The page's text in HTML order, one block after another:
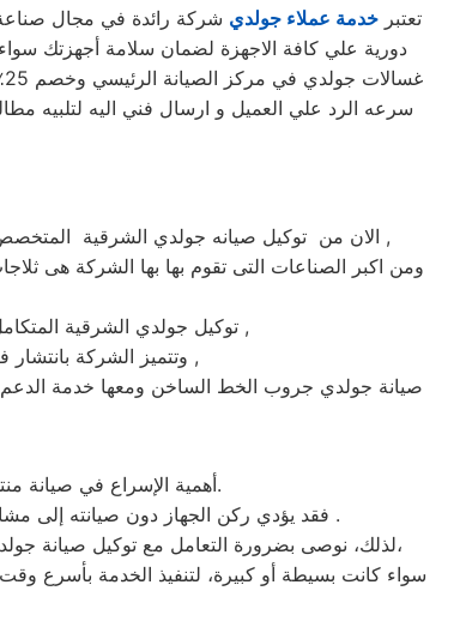
تعتبر خدمة عملاء جولدي شركة رائدة في مجال صناعة
سرعه الرد علي العميل و ارسال فني اليه لتلبيه
الان من توكيل صيانه جولدي الشرقية المتخصص فى صيانة ثلاجات وغسالات فى الشرقية حيث تعتبر شركة جولدي بالشرقية من اكبر الشركات فى الشرقية فى صيانة الاجهزة الكهربائيه ,
ومن اكبر الصناعات التى تقوم بها بها الشركة هى
توكيل جولدي الشرقيةماركة جولدي على يد خبراء الصيانة المعتمدين للماركات العالمية ,
وتتميز الشركة بانتشار فروعها فى جميع انحاء الجمهوريه حيث يوجد أسرع فريق للوصول الى العملاء على مدار اليوم يصلك الفريق اينما كنت ,
صيانة جولدي جروب الخط الساخن ومعها خدمة الدعم
أهمية الإسراع في صيانة منتجات جولدي الشرقية ، حتى يتم تجنب الكثير من المشاكل التي قد تحدث بسبب عدم صيانة الجهاز بشكل دوري وصحيح.
فقد يؤدي ركن الجهاز دون صيانته إلى الشرقية .
لذلك، نوصى بضرورة التعامل مع توكيل صيانة جولدي بالشرقية في أسرع وقت ممكن لضمان سلامة المستخدم والجهاز. يقوم الشرقية بإصدار بلاغ صيانة فورية وسريعة في حال حدوث أي خلل،
سواء كانت بسيطة أو كبيرة، لتنفيذ الخدمة بأسرع